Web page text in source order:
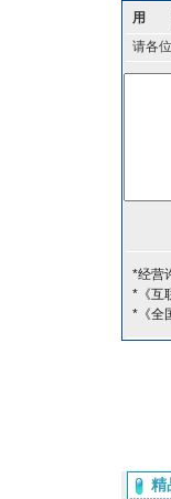
用
请各
*经营
*《互
*《全